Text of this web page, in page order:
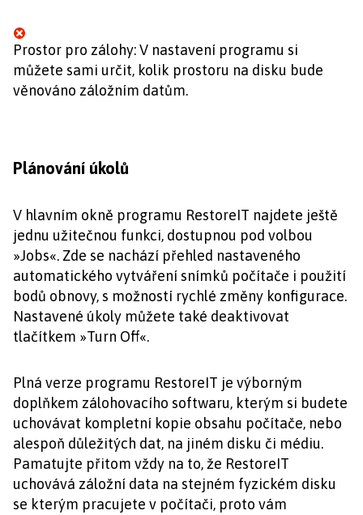
Prostor pro zálohy: V nastavení programu si
můžete sami určit, kolik prostoru na disku bude
věnováno záložním datům.
Plánování úkolů
V hlavním okně programu RestoreIT najdete ještě
jednu užitečnou funkci, dostupnou pod volbou
»Jobs«. Zde se nachází přehled nastaveného
automatického vytváření snímků počítače i použití
bodů obnovy, s možností rychlé změny konfigurace.
Nastavené úkoly můžete také deaktivovat
tlačítkem »Turn Off«.
Plná verze programu RestoreIT je výborným
doplňkem zálohovacího softwaru, kterým si budete
uchovávat kompletní kopie obsahu počítače, nebo
alespoň důležitých dat, na jiném disku či médiu.
Pamatujte přitom vždy na to, že RestoreIT
uchovává záložní data na stejném fyzickém disku
se kterým pracujete v počítači, proto vám